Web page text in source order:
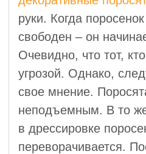
руки. Когда
свободен – он
Очевидно, что тот,
угрозой. Однако,
свое мнение.
неподъемным. В то
в дрессировке
переворачивается.